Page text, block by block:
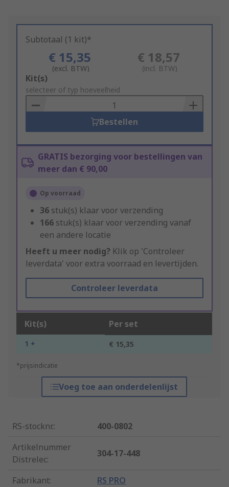
Subtotaal (1 kit)*
€ 15,35
(excl. BTW)
€ 18,57
(incl. BTW)
Add
to
Basket
Kit(s)
selecteer of typ hoeveelheid
Bestellen
GRATIS bezorging voor bestellingen van
meer dan € 90,00
Op voorraad
36 stuk(s) klaar voor verzending
166 stuk(s) klaar voor verzending vanaf
een andere locatie
Heeft u meer nodig? Klik op 'Controleer
leverdata' voor extra voorraad en levertijden.
Controleer leverdata
Kit(s) Per set
1 + € 15,35
*prijsindicatie
Voeg toe aan onderdelenlijst
RS-stocknr.:
400-0802
Artikelnummer
Distrelec:
304-17-448
Fabrikant: RS PRO